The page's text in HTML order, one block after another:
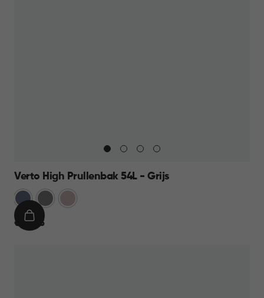
Verto High Prullenbak 54L - Grijs
BlauwGrijs Rose
€
€ 44,95
IN